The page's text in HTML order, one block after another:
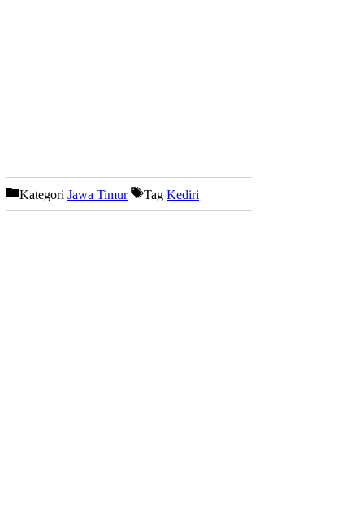
Kategori Jawa Timur Tag Kediri